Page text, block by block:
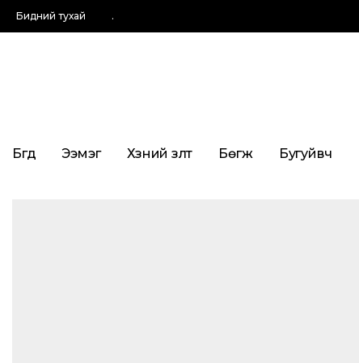
Бидний тухай .
Бүгд Ээмэг Хүзүүний зүүлт Бөгж Бугуйвч